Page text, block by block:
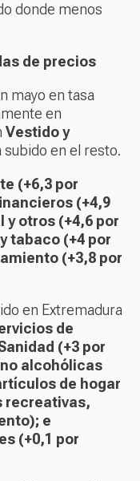
donde menos
de precios
mayo en tasa
en
Vestido y
subido en el resto.
(+6,3 por
(+4,9
y otros (+4,6 por
tabaco (+4 por
(+3,8 por
en Extremadura
de
(+3 por
alcohólicas
de hogar
recreativas,
e
(+0,1 por